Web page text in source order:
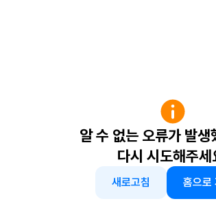
알 수 없는 오류가 발생
다시 시도해주세
새로고침 홈으로